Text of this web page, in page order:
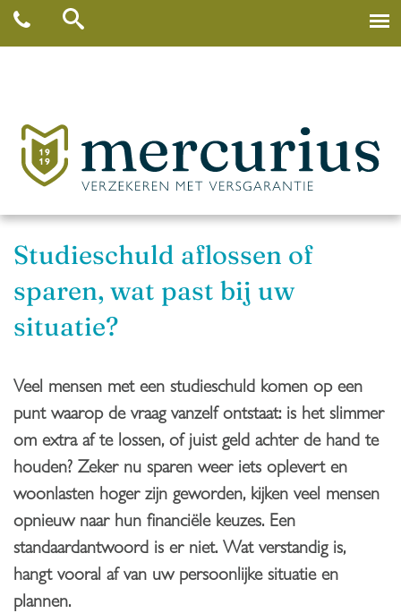
Studieschuld aflossen of
sparen, wat past bij uw
situatie?
Veel mensen met een studieschuld komen op een
punt waarop de vraag vanzelf ontstaat: is het slimmer
om extra af te lossen, of juist geld achter de hand te
houden? Zeker nu sparen weer iets oplevert en
woonlasten hoger zijn geworden, kijken veel mensen
opnieuw naar hun financiële keuzes. Een
standaardantwoord is er niet. Wat verstandig is,
hangt vooral af van uw persoonlijke situatie en
plannen.